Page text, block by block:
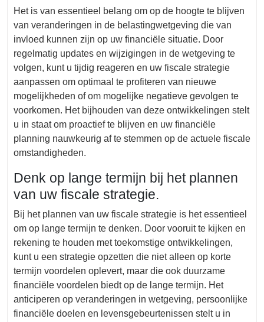
Het is van essentieel belang om op de hoogte te blijven
van veranderingen in de belastingwetgeving die van
invloed kunnen zijn op uw financiële situatie. Door
regelmatig updates en wijzigingen in de wetgeving te
volgen, kunt u tijdig reageren en uw fiscale strategie
aanpassen om optimaal te profiteren van nieuwe
mogelijkheden of om mogelijke negatieve gevolgen te
voorkomen. Het bijhouden van deze ontwikkelingen stelt
u in staat om proactief te blijven en uw financiële
planning nauwkeurig af te stemmen op de actuele fiscale
omstandigheden.
Denk op lange termijn bij het plannen
van uw fiscale strategie.
Bij het plannen van uw fiscale strategie is het essentieel
om op lange termijn te denken. Door vooruit te kijken en
rekening te houden met toekomstige ontwikkelingen,
kunt u een strategie opzetten die niet alleen op korte
termijn voordelen oplevert, maar die ook duurzame
financiële voordelen biedt op de lange termijn. Het
anticiperen op veranderingen in wetgeving, persoonlijke
financiële doelen en levensgebeurtenissen stelt u in